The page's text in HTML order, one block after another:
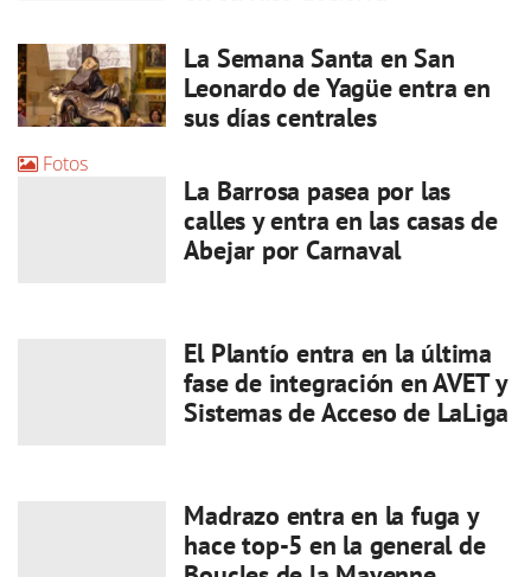
La Semana Santa en San
Leonardo de Yagüe entra en
sus días centrales
Fotos
La Barrosa pasea por las
calles y entra en las casas de
Abejar por Carnaval
El Plantío entra en la última
fase de integración en AVET y
Sistemas de Acceso de LaLiga
Madrazo entra en la fuga y
hace top-5 en la general de